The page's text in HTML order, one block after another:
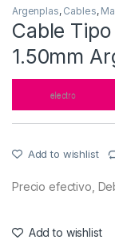
Argenplas, Cables,
Cable
1.50mm
Add to wishlist
Precio efectivo,
Add to wishlist